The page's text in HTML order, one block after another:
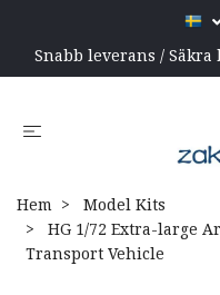
Snabb leverans /
Hem
Model Kits
HG 1/72 Extra-large
Transport Vehicle